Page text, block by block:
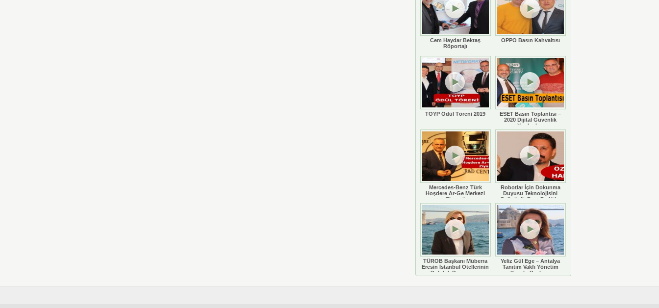
Cem Haydar Bektaş
Röportajı
OPPO Basın Kahvaltısı
TOYP Ödül Töreni 2019
ESET Basın Toplantısı –
2020 Dijital Güvenlik
Yazılımları
Mercedes-Benz Türk
Hoşdere Ar-Ge Merkezi
Ziyareti
Robotlar İçin Dokunma
Duyusu Teknolojisini
Geliştirdi: Doç. Dr. Utku
Büyükşahin
TÜROB Başkanı Müberra
Eresin İstanbul Otellerinin
Doluluk Durumunu
Yeliz Gül Ege – Antalya
Tanıtım Vakfı Yönetim
Kurulu Başkanı